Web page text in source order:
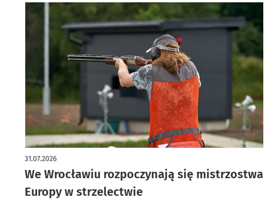
We Wrocławiu rozpoczynają się mistrzostwa
Europy w strzelectwie
31.07.2026